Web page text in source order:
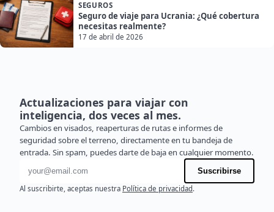
SEGUROS
Seguro de viaje para Ucrania: ¿Qué cobertura
necesitas realmente?
17 de abril de 2026
Actualizaciones para viajar con
inteligencia, dos veces al mes.
Cambios en visados, reaperturas de rutas e informes de
seguridad sobre el terreno, directamente en tu bandeja de
entrada. Sin spam, puedes darte de baja en cualquier momento.
Dirección de correo electrónico
Suscribirse
Al suscribirte, aceptas nuestra Política de privacidad.